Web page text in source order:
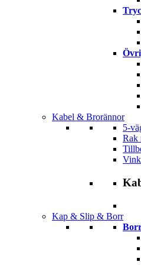
Kabel & Brorännor
5-
Rak
Kap & Slip & Borr